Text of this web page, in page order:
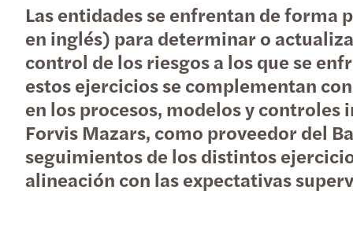
Las entidades se enfrentan de forma
en inglés) para determinar o
control de los riesgos a los que se
estos ejercicios se complementan
en los procesos, modelos y controles
Forvis Mazars, como proveedor del
seguimientos de los distintos
alineación con las expectativas